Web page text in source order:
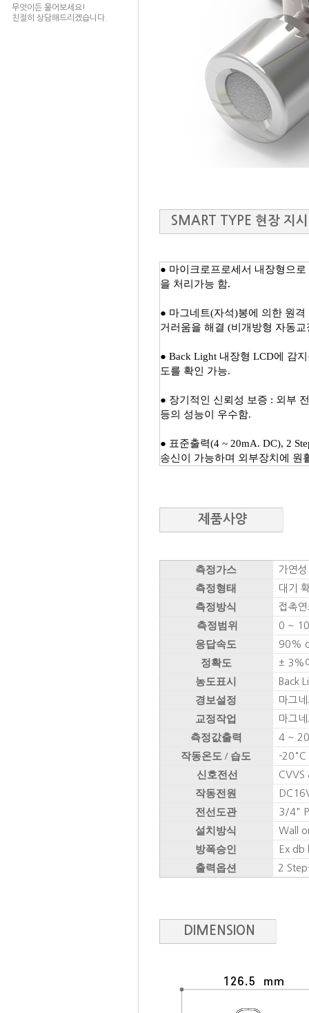
무엇이든 물어보세요!
친절히 상담해드리겠습니다.
SMART TYPE 현장 지
● 마이크로프로세서 내장형으
을 처리가능 함.
● ​ 마그네트(자석)봉에 의한 원
거러움을 해결 (비개방형 자동
​● Back Light 내장형 LCD에 감
도를 확인 가능.
​● 장기적인 신뢰성 보증 : 외부
등의 성능이 우수함.
​● 표준출력(4 ~ 20mA. DC), 2
송신이 가능하며 외부장치에 원
제품사양
측정가스 가연
측정형태 대기
측정방식 접촉
측정범위 0 ~
응답속도 90%
정확도 ± 3%
농도표시 Back
경보설정 마그
교정작업 마그
측정값출력 4 ~
작동온도 / 습도 -20°
신호전선 CVVS
작동전원
전선도관 3/4"
설치방식 Wall
방폭승인 Ex db
출력옵션 2
DIMENSION